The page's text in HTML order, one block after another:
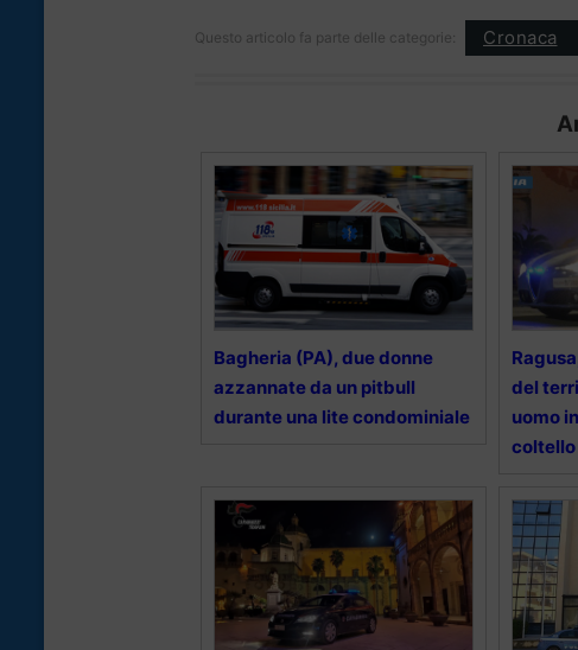
Questo articolo fa parte delle categorie: Cronaca
Bagheria (PA), due donne
azzannate da un pitbull
durante una lite condominiale
del
uomo
coltello